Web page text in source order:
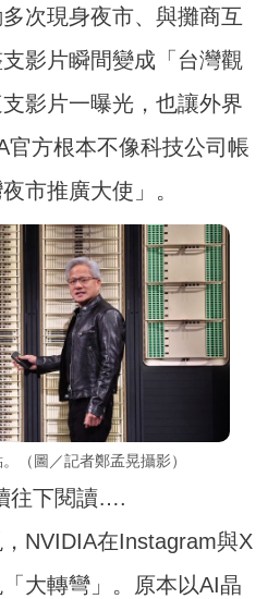
次現身夜市、與攤商互
影片瞬間變成「台灣觀
影片一曝光，也讓外界
官方根本不像科技公司帳
市推廣大使」。
（圖／記者鄭孟晃攝影）
往下閱讀….
NVIDIA在Instagram與X
大轉彎」。原本以AI晶